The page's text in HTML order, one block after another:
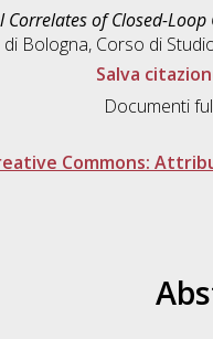
Correlates of Closed-
Bologna, Corso di
Salva
Documenti
Commons: